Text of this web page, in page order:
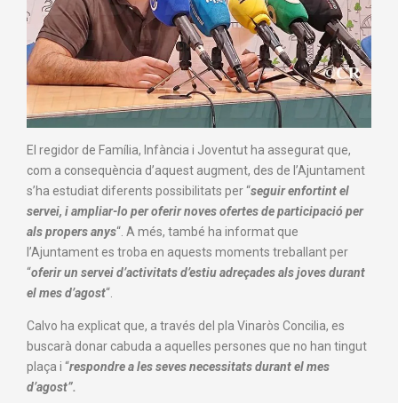
El regidor de Família, Infància i Joventut ha assegurat que,
com a consequència d’aquest augment, des de l’Ajuntament
s’ha estudiat diferents possibilitats per “seguir enfortint el
servei, i ampliar-lo per oferir noves ofertes de participació per
als propers anys“. A més, també ha informat que
l’Ajuntament es troba en aquests moments treballant per
“oferir un servei d’activitats d’estiu adreçades als joves durant
el mes d’agost“.
Calvo ha explicat que, a través del pla Vinaròs Concilia, es
buscarà donar cabuda a aquelles persones que no han tingut
plaça i “respondre a les seves necessitats durant el mes
d’agost”.